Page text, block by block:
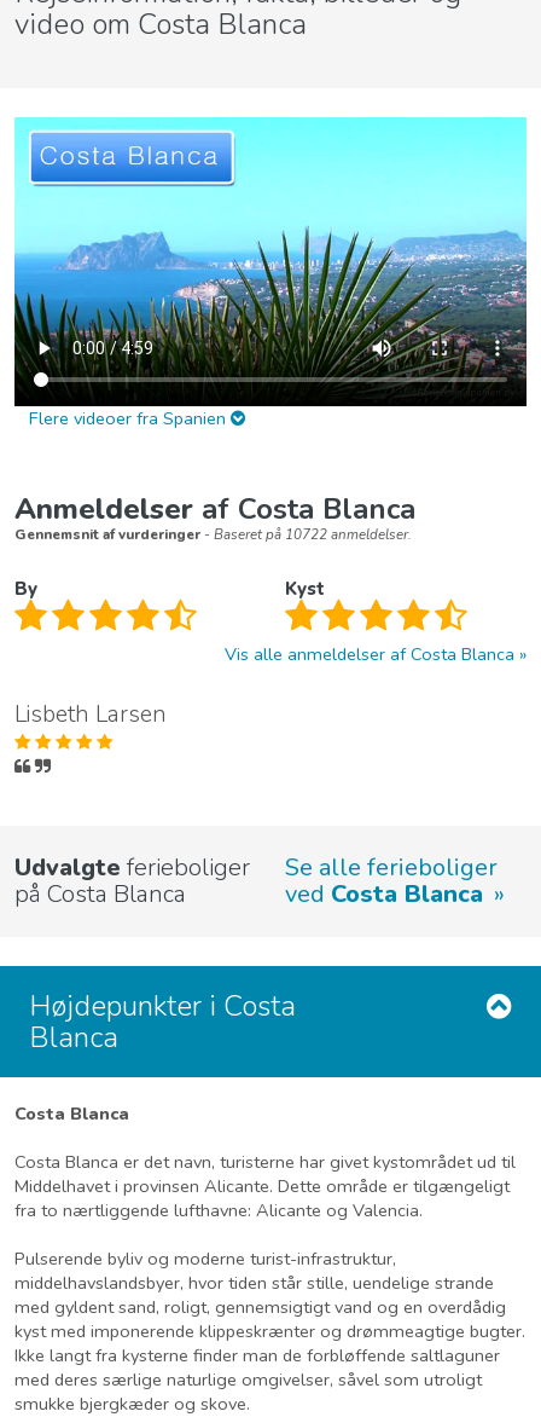
video om Costa Blanca
Flere videoer fra Spanien
Anmeldelser af Costa Blanca
Gennemsnit af vurderinger - Baseret på 10722 anmeldelser.
By Kyst
Vis alle anmeldelser af Costa Blanca
Lisbeth Larsen
Udvalgte ferieboliger
på Costa Blanca
Se alle ferieboliger
ved Costa Blanca
Højdepunkter i Costa
Blanca
Costa Blanca
Costa Blanca er det navn, turisterne har givet kystområdet ud til
Middelhavet i provinsen Alicante. Dette område er tilgængeligt
fra to nærtliggende lufthavne: Alicante og Valencia.
Pulserende byliv og moderne turist-infrastruktur,
middelhavslandsbyer, hvor tiden står stille, uendelige strande
med gyldent sand, roligt, gennemsigtigt vand og en overdådig
kyst med imponerende klippeskrænter og drømmeagtige bugter.
Ikke langt fra kysterne finder man de forbløffende saltlaguner
med deres særlige naturlige omgivelser, såvel som utroligt
smukke bjergkæder og skove.